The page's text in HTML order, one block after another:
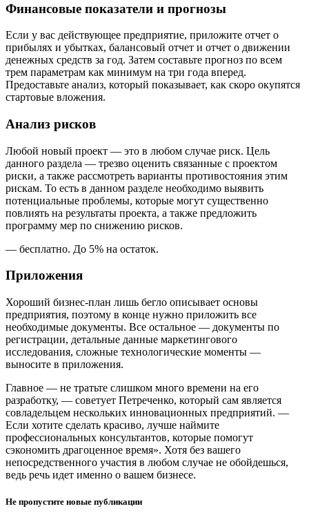
Финансовые показатели и прогнозы
Если у вас действующее предприятие, приложите отчет о
прибылях и убытках, балансовый отчет и отчет о движении
денежных средств за год. Затем составьте прогноз по всем
трем параметрам как минимум на три года вперед.
Предоставьте анализ, который показывает, как скоро окупятся
стартовые вложения.
Анализ рисков
Любой новый проект — это в любом случае риск. Цель
данного раздела — трезво оценить связанные с проектом
риски, а также рассмотреть варианты противостояния этим
рискам. То есть в данном разделе необходимо выявить
потенциальные проблемы, которые могут существенно
повлиять на результаты проекта, а также предложить
программу мер по снижению рисков.
— бесплатно. До 5% на остаток.
Приложения
Хороший бизнес-план лишь бегло описывает основы
предприятия, поэтому в конце нужно приложить все
необходимые документы. Все остальное — документы по
регистрации, детальные данные маркетингового
исследования, сложные технологические моменты —
выносите в приложения.
Главное — не тратьте слишком много времени на его
разработку, — советует Петреченко, который сам является
совладельцем нескольких инновационных предприятий. —
Если хотите сделать красиво, лучше наймите
профессиональных консультантов, которые помогут
сэкономить драгоценное время». Хотя без вашего
непосредственного участия в любом случае не обойдешься,
ведь речь идет именно о вашем бизнесе.
Не пропустите новые публикации